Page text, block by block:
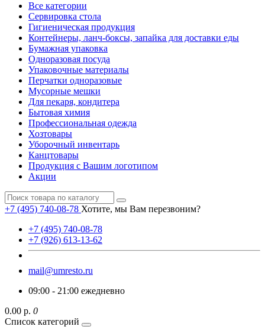
Все категории
Сервировка стола
Гигиеническая продукция
Контейнеры, ланч-боксы, запайка для доставки еды
Бумажная упаковка
Одноразовая посуда
Упаковочные материалы
Перчатки одноразовые
Мусорные мешки
Для пекаря, кондитера
Бытовая химия
Профессиональная одежда
Хозтовары
Уборочный инвентарь
Канцтовары
Продукция с Вашим логотипом
Акции
+7 (495) 740-08-78 Хотите, мы Вам перезвоним?
+7 (495) 740-08-78
+7 (926) 613-13-62
mail@umresto.ru
09:00 - 21:00 ежедневно
0.00 р. 0
Список категорий